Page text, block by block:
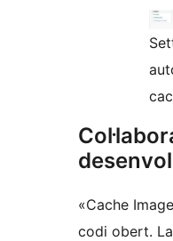
«Cache
codi obert.